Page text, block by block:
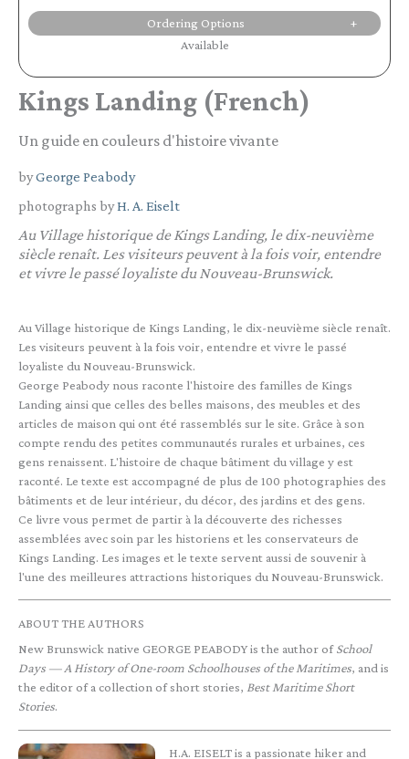
Ordering Options
Available
Kings Landing (French)
Un guide en couleurs d'histoire vivante
byGeorge Peabody
photographs byH. A. Eiselt
Au Village historique de Kings Landing, le dix-neuvième
siècle renaît. Les visiteurs peuvent à la fois voir, entendre
et vivre le passé loyaliste du Nouveau-Brunswick.
Au Village historique de Kings Landing, le dix-neuvième siècle renaît.
Les visiteurs peuvent à la fois voir, entendre et vivre le passé
loyaliste du Nouveau-Brunswick.
George Peabody nous raconte l'histoire des familles de Kings
Landing ainsi que celles des belles maisons, des meubles et des
articles de maison qui ont été rassemblés sur le site. Grâce à son
compte rendu des petites communautés rurales et urbaines, ces
gens renaissent. L'histoire de chaque bâtiment du village y est
raconté. Le texte est accompagné de plus de 100 photographies des
bâtiments et de leur intérieur, du décor, des jardins et des gens.
Ce livre vous permet de partir à la découverte des richesses
assemblées avec soin par les historiens et les conservateurs de
Kings Landing. Les images et le texte servent aussi de souvenir à
l'une des meilleures attractions historiques du Nouveau-Brunswick.
ABOUT THE AUTHORS
New Brunswick native GEORGE PEABODY is the author ofSchool
Days — A History of One-room Schoolhouses of the Maritimes, and is
the editor of a collection of short stories, Best Maritime Short
Stories.
H.A. EISELT is a passionate hiker and